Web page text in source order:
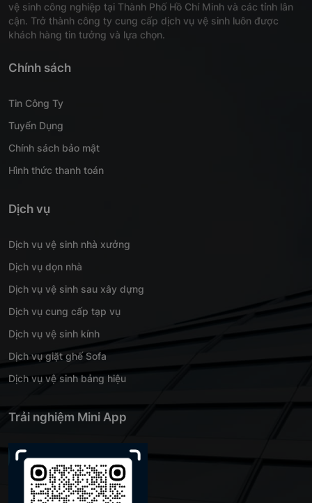
vệ sinh công nghiệp tại Thành Phố Hồ Chí Minh và các tỉnh lân
cận. Trở thành công ty cung cấp dịch vụ vệ sinh luôn được
khách hàng tin tưởng và lựa chọn.
Chính sách
Tin Công Ty
Tuyển Dụng
Chính sách bảo mật
Hình thức thanh toán
Dịch vụ
Dịch vụ vệ sinh nhà xưởng
Dịch vụ dọn nhà
Dịch vụ vệ sinh sau xây dựng
Dịch vụ cung cấp tạp vụ
Dịch vụ vệ sinh kính
Dịch vụ giặt ghế Sofa
Dịch vụ vệ sinh bảng hiệu
Trải nghiệm Mini App